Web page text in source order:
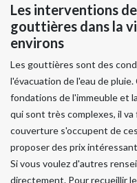
Les interventions
gouttières dans la
environs
Les gouttières sont des
l'évacuation de l'eau de
fondations de l'immeuble et
qui sont très complexes, il
couverture s'occupent de
proposer des prix
Si vous voulez d'autres
directement. Pour recueillir